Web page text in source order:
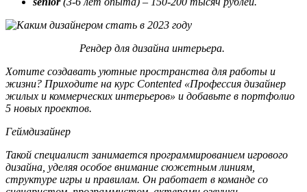
Рендер для дизайна интерьера.
Хотите создавать уютные пространства для работы и
жизни? Приходите на курс Contented «Профессия дизайнер
жилых и коммерческих интерьеров» и добавьте в портфолио
5 новых проектов.
Геймдизайнер
Такой специалист занимается программированием игрового
дизайна, уделяя особое внимание сюжетным линиям,
структуре игры и правилам. Он работает в команде со